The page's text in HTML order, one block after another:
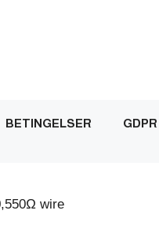
BETINGELSER GDPR
wire